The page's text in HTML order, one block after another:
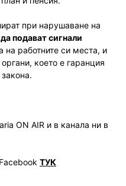
при нарушаване на
подават сигнали
на работните си места, и
което е гаранция
ON AIR и в канала ни в
ТУК